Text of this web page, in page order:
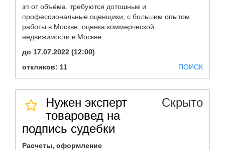
зп от объёма. требуются дотошные и
профессиональные оценщики, с большим опытом
работы в Москве, оценка коммерческой
недвижимости в Москве
до 17.07.2022 (12:00)
откликов: 11
ПОИСК
Нужен эксперт
товаровед на
подпись судебки
Скрыто
Расчеты, оформление